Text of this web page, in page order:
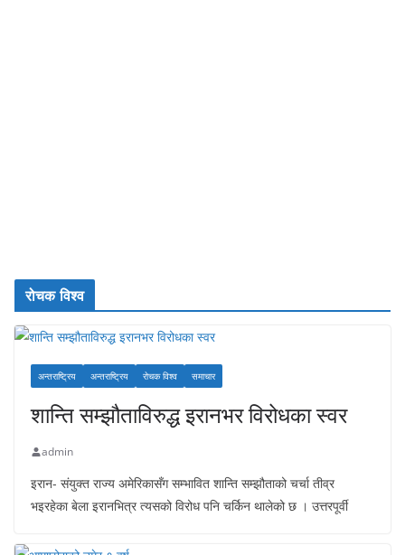
रोचक विश्व
अन्तराष्ट्रिय अन्तराष्ट्रिय रोचक विश्व समाचार
शान्ति सम्झौताविरुद्ध इरानभर विरोधका स्वर
admin
इरान- संयुक्त राज्य अमेरिकासँग सम्भावित शान्ति सम्झौताको चर्चा तीव्र
भइरहेका बेला इरानभित्र त्यसको विरोध पनि चर्किन थालेको छ । उत्तरपूर्वी